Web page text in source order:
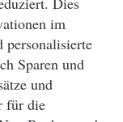
im
personalisierte
Sparen und
und
für die